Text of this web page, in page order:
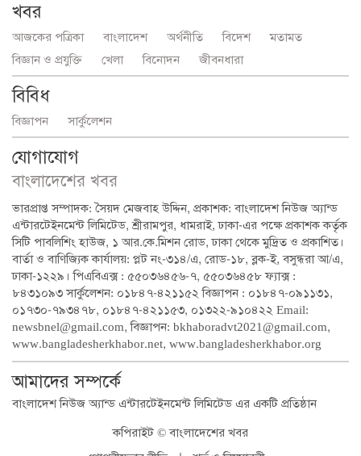
খবর
আজকের পত্রিকা বাংলাদেশ অর্থনীতি বিদেশ
মতামত
বিজ্ঞান ও প্রযুক্তি
খেলা বিনোদন জীবনধারা
বিবিধ
বিজ্ঞাপন সার্কুলেশন
যোগাযোগ
বাংলাদেশের খবর
ভারপ্রাপ্ত সম্পাদক: সৈয়দ মেজবাহ উদ্দিন, প্রকাশক: বাংলাদেশ নিউজ অ্যান্ড
এন্টারটেইনমেন্ট লিমিটেড, শ্রীরামপুর, ধামরাই, ঢাকা-এর পক্ষে প্রকাশক কর্তৃক
সিটি পাবলিশিং হাউজ, ১ আর.কে.মিশন রোড, ঢাকা থেকে মুদ্রিত ও প্রকাশিত।
বার্তা ও বাণিজ্যিক কার্যালয়: প্লট নং-৩১৪/এ, রোড-১৮, ব্লক-ই, বসুন্ধরা আ/এ,
ঢাকা-১২২৯। পিএবিএক্স : ৫৫০৩৬৪৫৬-৭, ৫৫০৩৬৪৫৮ ফ্যাক্স :
৮৪৩১০৯৩ সার্কুলেশন: ০১৮৪৭-৪২১১৫২ বিজ্ঞাপন : ০১৮৪৭-০৯১১৩১,
০১৭৩০-৭৯৩৪৭৮, ০১৮৪৭-৪২১১৫৩, ০১৩২২-৯১০৪২২ Email:
newsbnel@gmail.com, বিজ্ঞাপন: bkhaboradvt2021@gmail.com,
www.bangladesherkhabor.net, www.bangladesherkhabor.org
আমাদের সম্পর্কে
বাংলাদেশ নিউজ অ্যান্ড এন্টারটেইনমেন্ট লিমিটেড এর একটি প্রতিষ্ঠান
কপিরাইট © বাংলাদেশের খবর